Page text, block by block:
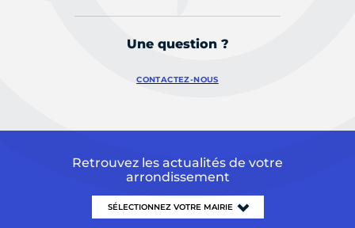
Une question ?
CONTACTEZ-NOUS
Retrouvez les actualités de votre
arrondissement